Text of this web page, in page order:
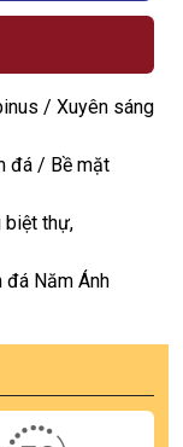
/ Xuyên sáng
đá / Bề mặt
biệt thự,
đá Năm Ánh